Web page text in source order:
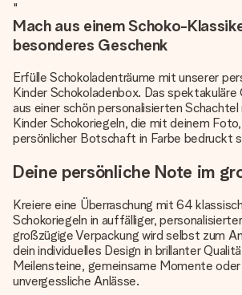
"
Mach aus einem Schoko-
besonderes Geschenk
Erfülle Schokoladenträume mit unserer
Kinder Schokoladenbox. Das
aus einer schön personalisierten
Kinder Schokoriegeln, die mit deinem
persönlicher Botschaft in Farbe bedruckt
Deine persönliche Note im
Kreiere eine Überraschung mit 64
Schokoriegeln in auffälliger,
großzügige Verpackung wird selbst zum
dein individuelles Design in brillanter
Meilensteine, gemeinsame Momente oder
unvergessliche Anlässe.